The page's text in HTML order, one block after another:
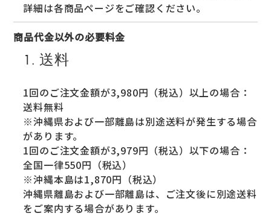
詳細は各商品ページをご確認ください。
商品代金以外の必要料金
1. 送料
1回のご注文金額が3,980円（税込）以上の場合：
送料無料
※沖縄県および一部離島は別途送料が発生する場合
があります。
1回のご注文金額が3,979円（税込）以下の場合：
全国一律550円（税込）
※沖縄本島は1,870円（税込）
沖縄県離島および一部離島は、ご注文後に別途送料
をご案内する場合があります。